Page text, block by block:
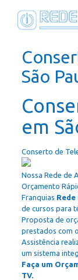
São
em
Conserto de
Nossa Rede de
Orçamento
Franquias
de cursos para
Proposta de
prestados com
Assistência
um sistema
Faça um
TV.